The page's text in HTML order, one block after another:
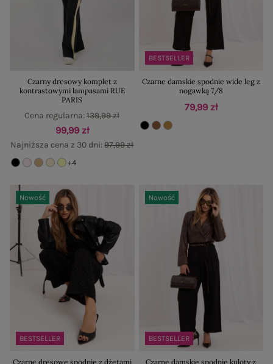
Czarny dresowy komplet z
kontrastowymi lampasami RUE
PARIS
99,99 zł
Najniższa cena z 30 dni:97,99 zł
Cena regularna:139,99 zł
+4
BESTSELLER
Czarne damskie spodnie wide leg z
nogawką 7/8
79,99 zł
BESTSELLER
Nowość
Czarne dresowe spodnie z dżetami
BESTSELLER
Nowość
Czarne damskie spodnie kuloty z